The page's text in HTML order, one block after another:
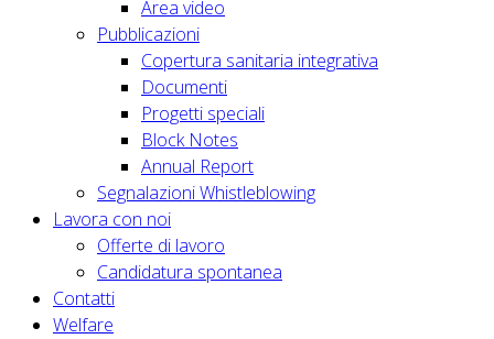
Area video
Pubblicazioni
Copertura sanitaria integrativa
Documenti
Progetti speciali
Block Notes
Annual Report
Segnalazioni Whistleblowing
Lavora con noi
Offerte di lavoro
Candidatura spontanea
Contatti
Welfare